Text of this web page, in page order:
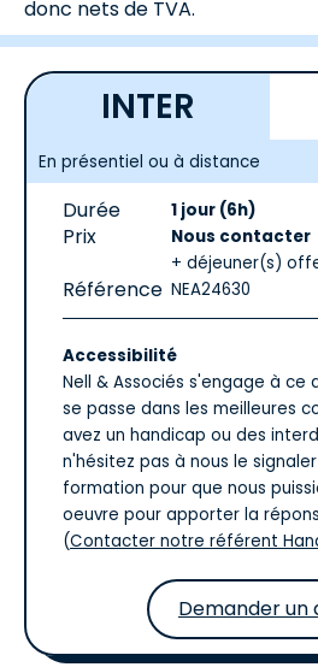
donc nets de TVA.
INTER
En présentiel ou à distance
Durée 1 jour (6h)
Prix
Nous contacter
+ déjeuner(s)
Référence NEA24630
Accessibilité
Nell & Associés s'engage à
se passe dans les meilleures
avez un handicap ou des
n'hésitez pas à nous le
formation pour que nous
oeuvre pour apporter la
(Contacter notre référent
Demander un